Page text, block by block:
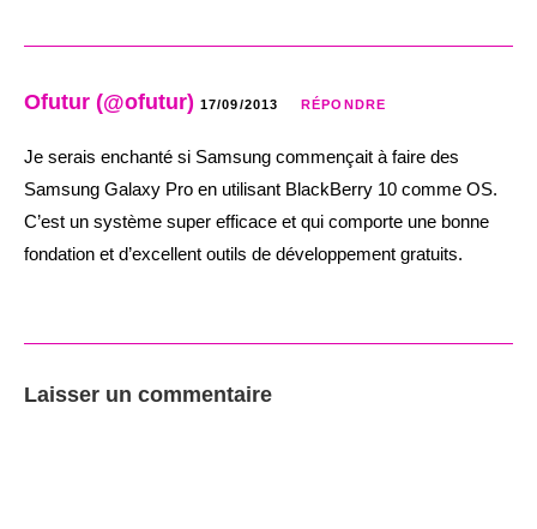
Ofutur (@ofutur) 17/09/2013 RÉPONDRE
Je serais enchanté si Samsung commençait à faire des
Samsung Galaxy Pro en utilisant BlackBerry 10 comme OS.
C’est un système super efficace et qui comporte une bonne
fondation et d’excellent outils de développement gratuits.
Laisser un commentaire